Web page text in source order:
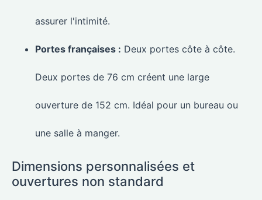
assurer l'intimité.
Portes françaises : Deux portes côte à côte.
Deux portes de 76 cm créent une large
ouverture de 152 cm. Idéal pour un bureau ou
une salle à manger.
Dimensions personnalisées et
ouvertures non standard